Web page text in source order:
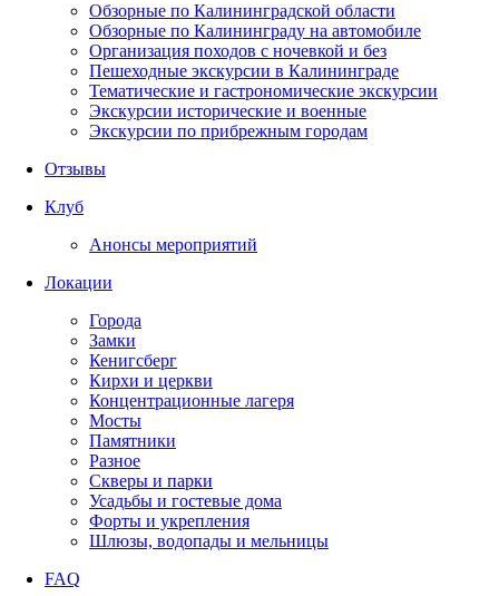
Обзорные по Калининградской области
Обзорные по Калининграду на автомобиле
Организация походов с ночевкой и без
Пешеходные экскурсии в Калининграде
Тематические и гастрономические экскурсии
Экскурсии исторические и военные
Экскурсии по прибрежным городам
Отзывы
Клуб
Анонсы мероприятий
Локации
Города
Замки
Кенигсберг
Кирхи и церкви
Концентрационные лагеря
Мосты
Памятники
Разное
Скверы и парки
Усадьбы и гостевые дома
Форты и укрепления
Шлюзы, водопады и мельницы
FAQ